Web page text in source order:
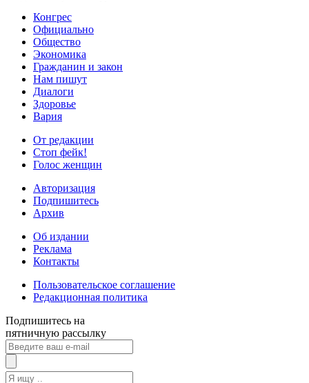
Конгрес
Официально
Общество
Экономика
Гражданин и закон
Нам пишут
Диалоги
Здоровье
Вария
От редакции
Стоп фейк!
Голос женщин
Авторизация
Подпишитесь
Архив
Об издании
Реклама
Контакты
Пользовательское соглашение
Редакционная политика
Подпишитесь на
пятничную рассылку